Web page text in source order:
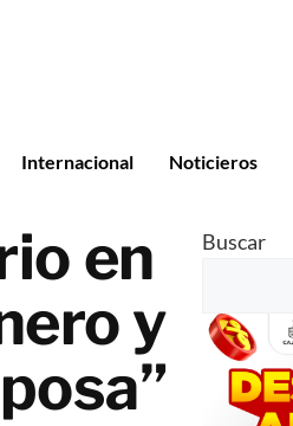
Internacional Noticieros
en
y
Buscar